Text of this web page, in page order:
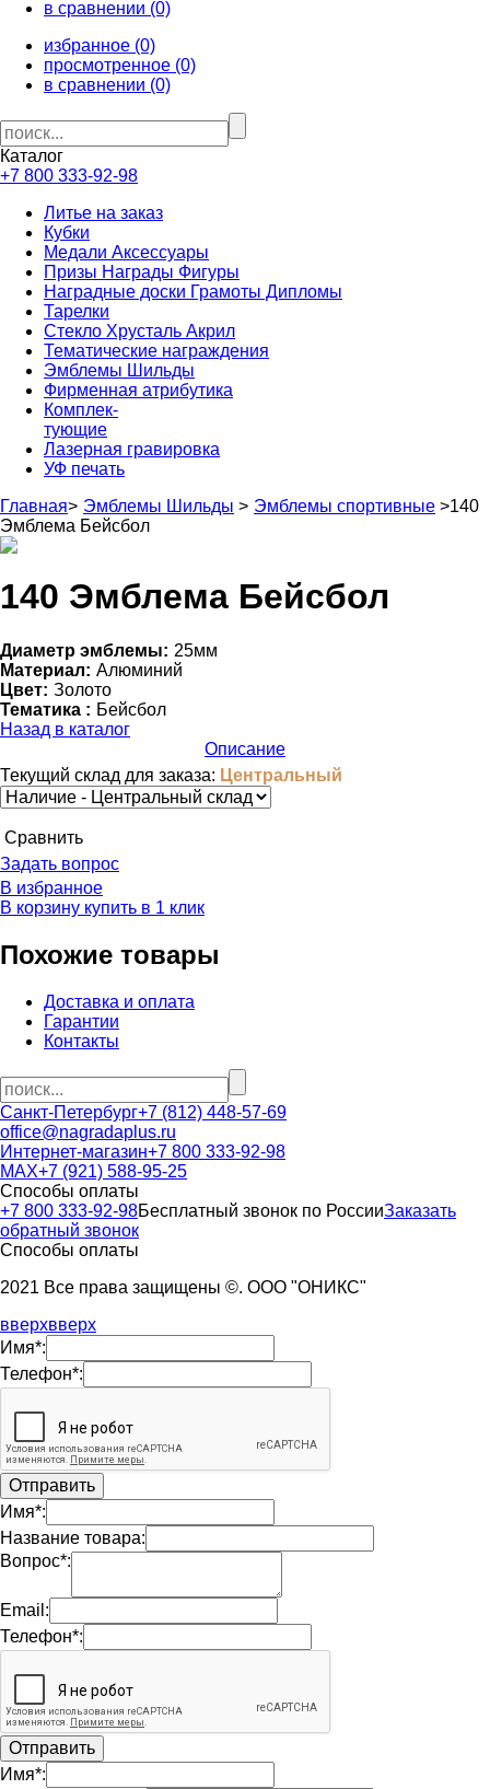
в сравнении (0)
избранное (0)
просмотренное (0)
в сравнении (0)
Каталог
+7 800 333-92-98
Литье на заказ
Кубки
Медали Аксессуары
Призы Награды Фигуры
Наградные доски Грамоты Дипломы
Тарелки
Стекло Хрусталь Акрил
Тематические награждения
Эмблемы Шильды
Фирменная атрибутика
Комплек-
тующие
Лазерная гравировка
УФ печать
Главная> Эмблемы Шильды > Эмблемы спортивные >140
Эмблема Бейсбол
140 Эмблема Бейсбол
Диаметр эмблемы: 25мм
Материал: Алюминий
Цвет: Золото
Тематика : Бейсбол
Назад в каталог
Описание
Текущий склад для заказа: Центральный
Cравнить
Задать вопрос
В избранное
В корзину купить в 1 клик
Похожие товары
Доставка и оплата
Гарантии
Контакты
Санкт-Петербург+7 (812) 448-57-69
office@nagradaplus.ru
Интернет-магазин+7 800 333-92-98
MAX+7 (921) 588-95-25
Способы оплаты
+7 800 333-92-98Бесплатный звонок по РоссииЗаказать
обратный звонок
Способы оплаты
2021 Все права защищены ©. ООО "ОНИКС"
вверхвверх
Имя*:
Телефон*:
Имя*:
Название товара:
Вопрос*:
Email:
Телефон*:
Имя*: